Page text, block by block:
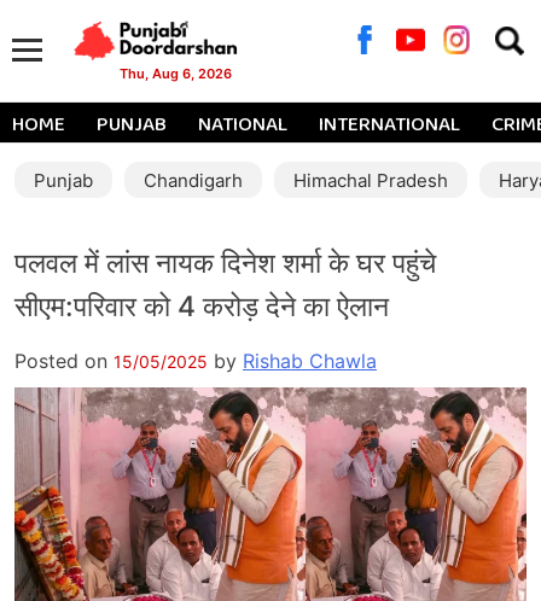
Thu, Aug 6, 2026
for:
HOME PUNJAB NATIONAL INTERNATIONAL
Punjab Chandigarh Himachal Pradesh
पलवल में लांस नायक दिनेश शर्मा के घर पहुंचे
सीएम:परिवार को 4 करोड़ देने का ऐलान
Posted on 15/05/2025 by Rishab Chawla